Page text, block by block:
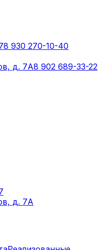
8 930 270-10-40
д. 7А8 902 689-33-22
д. 7А